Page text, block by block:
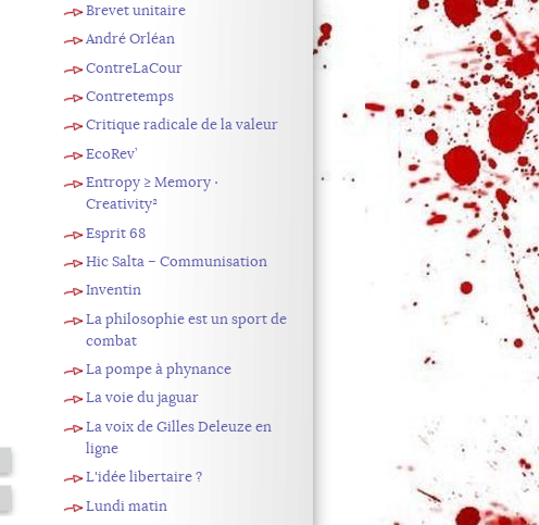
Brevet unitaire
André Orléan
ContreLaCour
Contretemps
Critique radicale de la valeur
EcoRev’
Entropy ≥ Memory ⋅
Creativity²
Esprit 68
Hic Salta – Communisation
Inventin
La philosophie est un sport de
combat
La pompe à phynance
La voie du jaguar
La voix de Gilles Deleuze en
ligne
L'idée libertaire ?
Lundi matin